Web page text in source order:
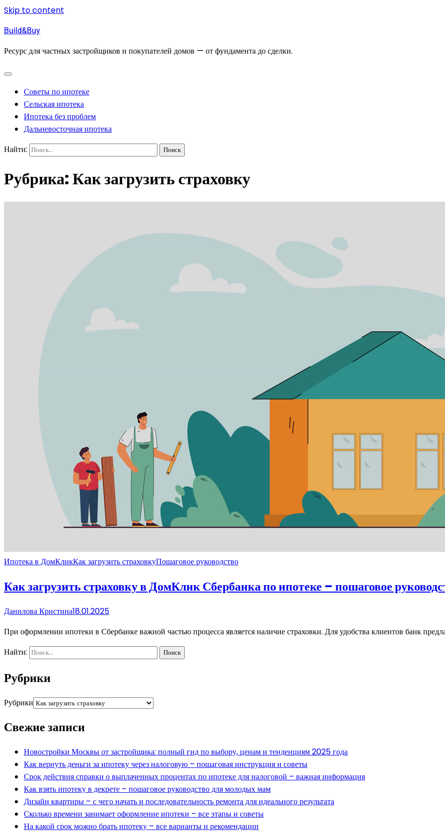
Skip to content
Build&Buy
Ресурс для частных застройщиков и покупателей домов — от фундамента до сделки.
Советы по ипотеке
Сельская ипотека
Ипотека без проблем
Дальневосточная ипотека
Найти:
Рубрика:Как загрузить страховку
Ипотека в ДомКликКак загрузить страховкуПошаговое руководство
Как загрузить страховку в ДомКлик Сбербанка по ипотеке – пошаговое
Данилова Кристина18.01.2025
При оформлении ипотеки в Сбербанке важной частью процесса является наличие страховки. Для удобства клиентов банк
Найти:
Рубрики
Рубрики
Свежие записи
Новостройки Москвы от застройщика: полный гид по выбору, ценам и тенденциям 2025 года
Как вернуть деньги за ипотеку через налоговую – пошаговая инструкция и советы
Срок действия справки о выплаченных процентах по ипотеке для налоговой – важная информация
Как взять ипотеку в декрете – пошаговое руководство для молодых мам
Дизайн квартиры – с чего начать и последовательность ремонта для идеального результата
Сколько времени занимает оформление ипотеки – все этапы и советы
На какой срок можно брать ипотеку – все варианты и рекомендации